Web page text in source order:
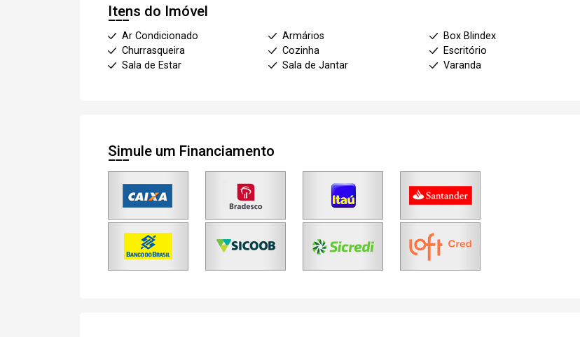
Itens do Imóvel
Ar Condicionado Armários
Box Blindex
Churrasqueira
Cozinha
Escritório
Sala de Estar
Sala de Jantar Varanda
Simule um Financiamento